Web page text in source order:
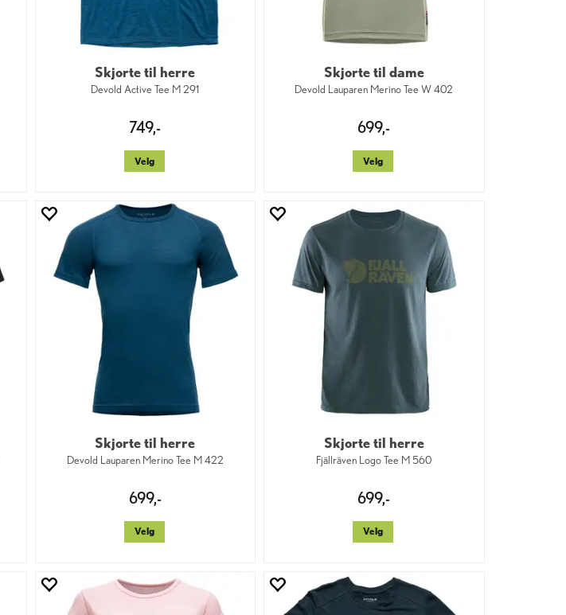
Skjorte til herre
Devold Active Tee M 291
749,-
Velg
Skjorte til dame
Devold Lauparen Merino Tee W 402
699,-
Velg
Skjorte til herre
Devold Lauparen Merino Tee M 422
699,-
Velg
Skjorte til herre
Fjällräven Logo Tee M 560
699,-
Velg